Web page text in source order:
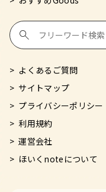
よくあるご質問
サイトマップ
プライバシーポリシー
利用規約
運営会社
ほいくnoteについて